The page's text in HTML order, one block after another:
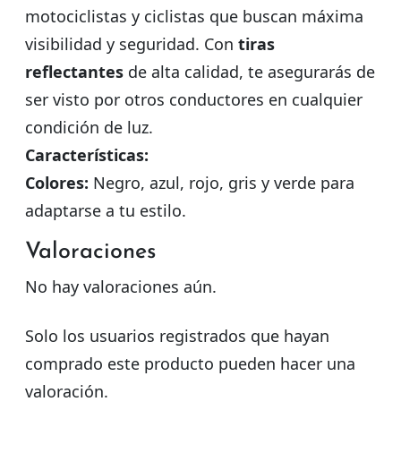
motociclistas y ciclistas que buscan máxima
visibilidad y seguridad. Con tiras
reflectantes de alta calidad, te asegurarás de
ser visto por otros conductores en cualquier
condición de luz.
Características:
Colores: Negro, azul, rojo, gris y verde para
adaptarse a tu estilo.
Valoraciones
No hay valoraciones aún.
Solo los usuarios registrados que hayan
comprado este producto pueden hacer una
valoración.